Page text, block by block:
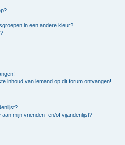
in een andere kleur?
inhoud van iemand op dit forum ontvangen!
mijn vrienden- en/of vijandenlijst?